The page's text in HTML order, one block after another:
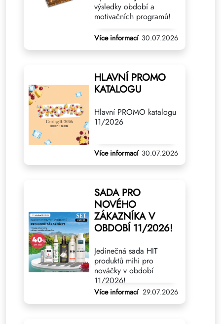
výsledky období a
motivačních programů!
Více informací 30.07.2026
HLAVNÍ PROMO
KATALOGU
Hlavní PROMO katalogu
11/2026
Více informací 30.07.2026
SADA PRO
NOVÉHO
ZÁKAZNÍKA V
OBDOBÍ 11/2026!
Jedinečná sada HIT
produktů mihi pro
nováčky v období
11/2026!
Více informací 29.07.2026